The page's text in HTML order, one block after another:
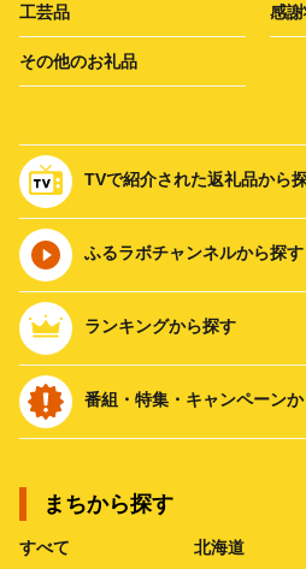
工芸品 感
その他のお礼品
TVで紹介された返礼品から
ふるラボチャンネルから探す
ランキングから探す
番組・特集・キャンペーン
まちから探す
すべて 北海道